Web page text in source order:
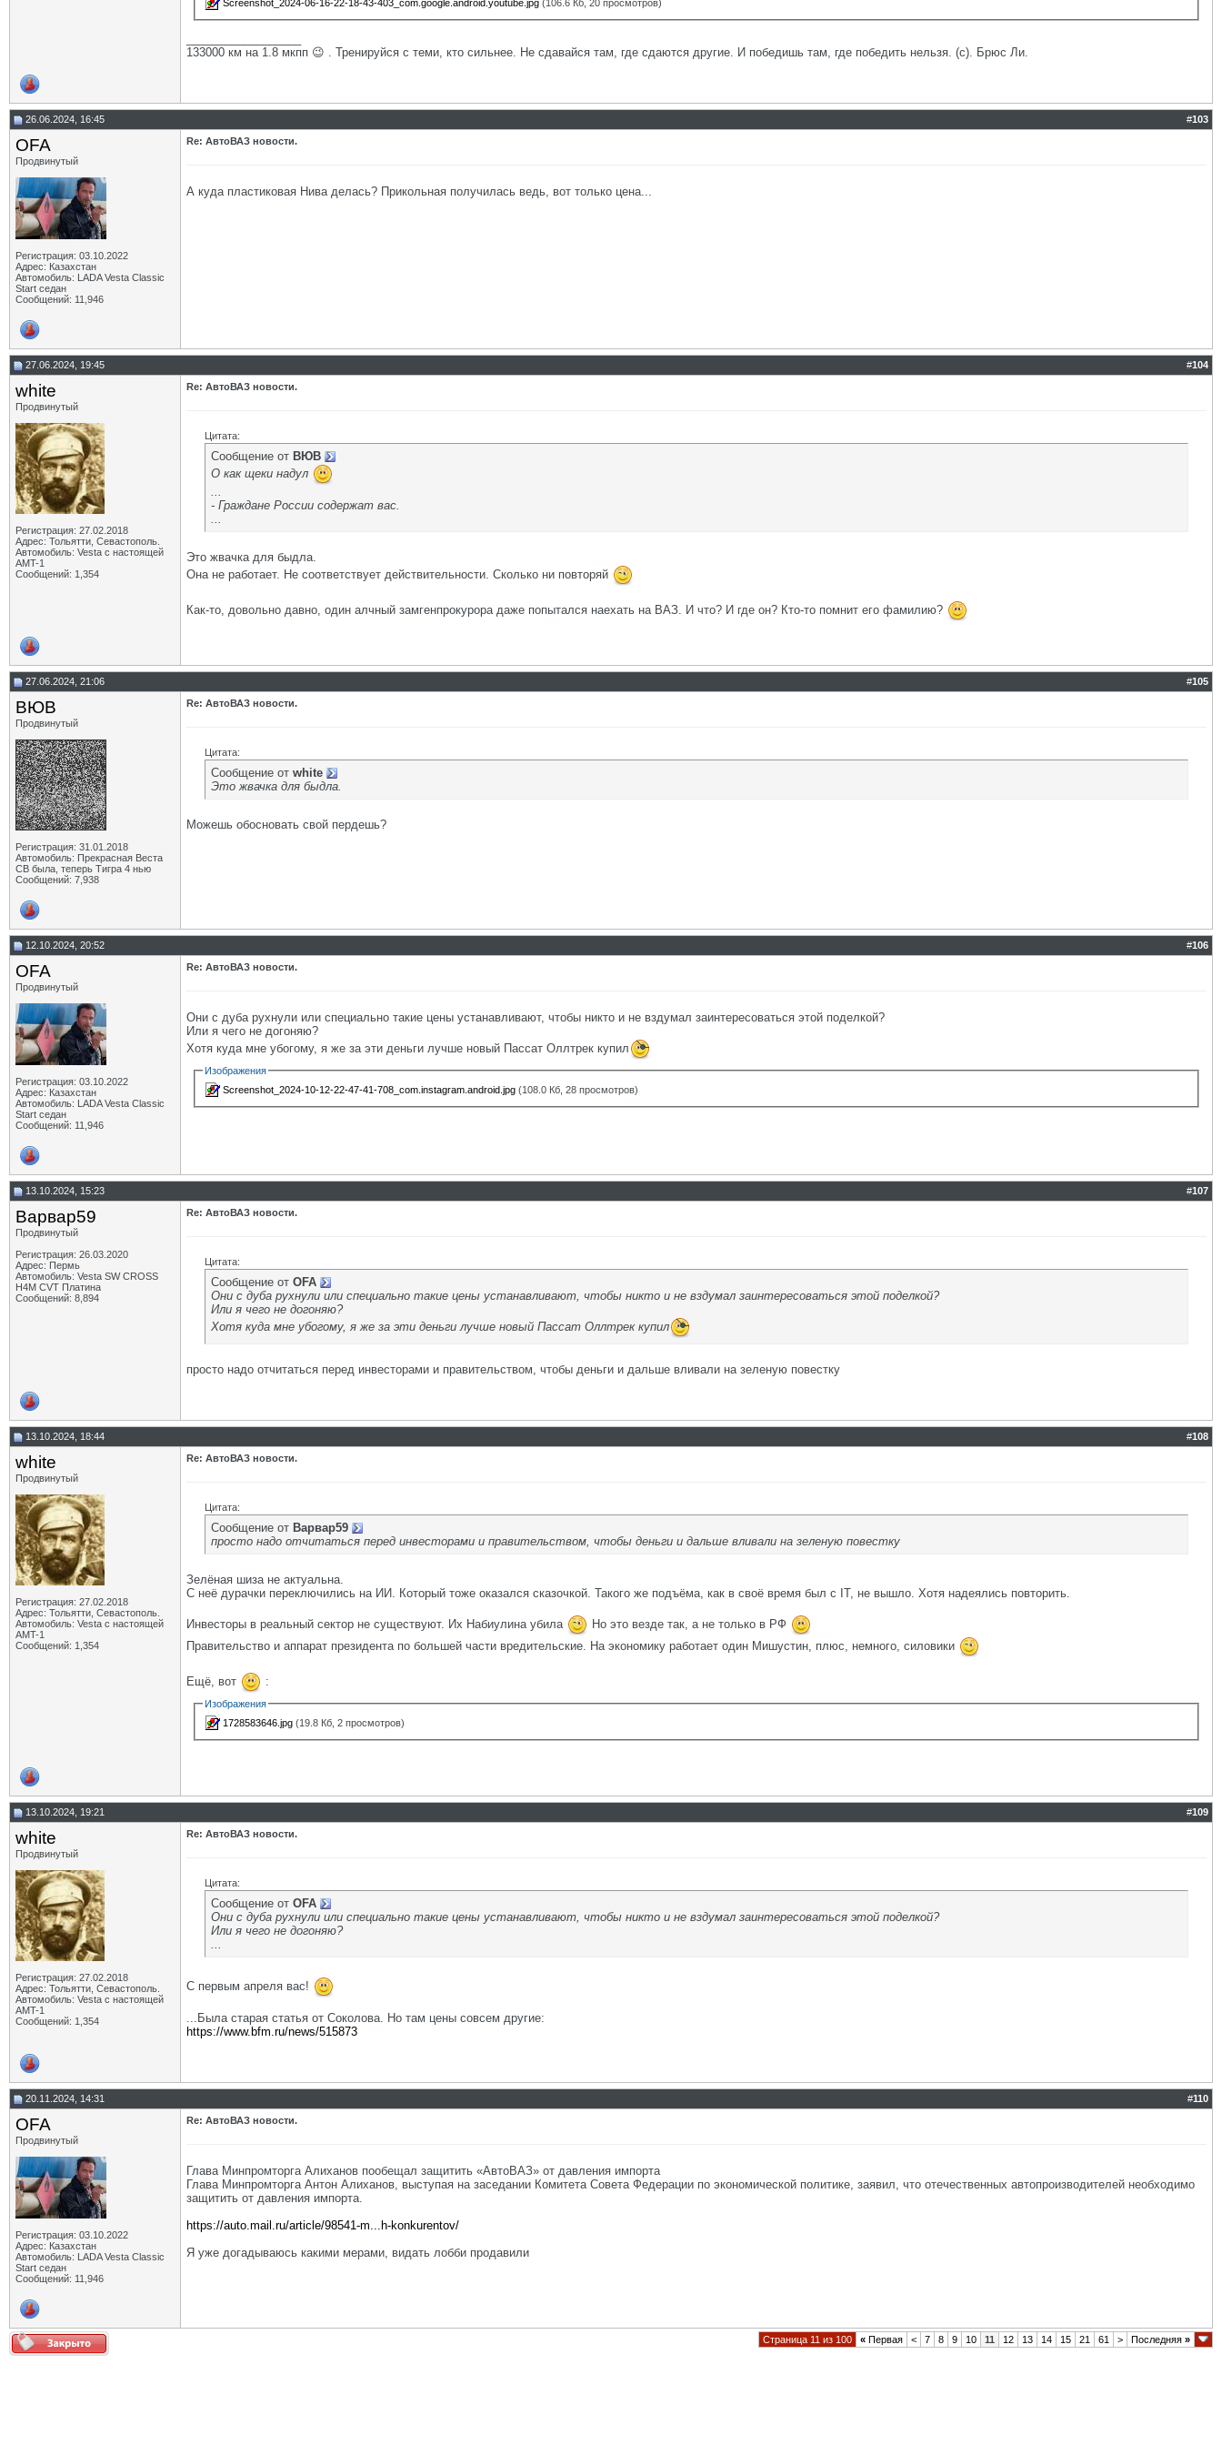
Screenshot_2024-06-16-22-18-43-403_com.google.android.youtube.jpg (106.6 Кб, 20 просмотров)
133000 км на 1.8 мкпп 😉 . Тренируйся с теми, кто сильнее. Не сдавайся там, где сдаются другие. И победишь там, где победить нельзя. (с). Брюс Ли.
26.06.2024, 16:45 #103
OFA
Продвинутый
Регистрация: 03.10.2022
Адрес: Казахстан
Автомобиль: LADA Vesta Classic
Start седан
Сообщений: 11,946
Re: АвтоВАЗ новости.
А куда пластиковая Нива делась? Прикольная получилась ведь, вот только цена...
27.06.2024, 19:45 #104
white
Продвинутый
Регистрация: 27.02.2018
Адрес: Тольятти, Севастополь.
Автомобиль: Vesta с настоящей
AMT-1
Сообщений: 1,354
Re: АвтоВАЗ новости.
Цитата:
Сообщение от ВЮВ
О как щеки надул
...
- Граждане России содержат вас.
...
Это жвачка для быдла.
Она не работает. Не соответствует действительности. Сколько ни повторяй
Как-то, довольно давно, один алчный замгенпрокурора даже попытался наехать на ВАЗ. И что? И где он? Кто-то помнит его фамилию?
27.06.2024, 21:06 #105
ВЮВ
Продвинутый
Регистрация: 31.01.2018
Автомобиль: Прекрасная Веста
СВ была, теперь Тигра 4 нью
Сообщений: 7,938
Re: АвтоВАЗ новости.
Цитата:
Сообщение от white
Это жвачка для быдла.
Можешь обосновать свой пердешь?
12.10.2024, 20:52 #106
OFA
Продвинутый
Регистрация: 03.10.2022
Адрес: Казахстан
Автомобиль: LADA Vesta Classic
Start седан
Сообщений: 11,946
Re: АвтоВАЗ новости.
Они с дуба рухнули или специально такие цены устанавливают, чтобы никто и не вздумал заинтересоваться этой поделкой?
Или я чего не догоняю?
Хотя куда мне убогому, я же за эти деньги лучше новый Пассат Оллтрек купил
Изображения
Screenshot_2024-10-12-22-47-41-708_com.instagram.android.jpg (108.0 Кб, 28 просмотров)
13.10.2024, 15:23 #107
Варвар59
Продвинутый
Регистрация: 26.03.2020
Адрес: Пермь
Автомобиль: Vesta SW CROSS
H4M CVT Платина
Сообщений: 8,894
Re: АвтоВАЗ новости.
Цитата:
Сообщение от OFA
Они с дуба рухнули или специально такие цены устанавливают, чтобы никто и не вздумал заинтересоваться этой поделкой?
Или я чего не догоняю?
Хотя куда мне убогому, я же за эти деньги лучше новый Пассат Оллтрек купил
просто надо отчитаться перед инвесторами и правительством, чтобы деньги и дальше вливали на зеленую повестку
13.10.2024, 18:44 #108
white
Продвинутый
Регистрация: 27.02.2018
Адрес: Тольятти, Севастополь.
Автомобиль: Vesta с настоящей
AMT-1
Сообщений: 1,354
Re: АвтоВАЗ новости.
Цитата:
Сообщение от Варвар59
просто надо отчитаться перед инвесторами и правительством, чтобы деньги и дальше вливали на зеленую повестку
Зелёная шиза не актуальна.
С неё дурачки переключились на ИИ. Который тоже оказался сказочкой. Такого же подъёма, как в своё время был с IT, не вышло. Хотя надеялись повторить.
Инвесторы в реальный сектор не существуют. Их Набиулина убила
Но это везде так, а не только в РФ
Правительство и аппарат президента по большей части вредительские. На экономику работает один Мишустин, плюс, немного, силовики
Ещё, вот :
Изображения
1728583646.jpg (19.8 Кб, 2 просмотров)
13.10.2024, 19:21 #109
white
Продвинутый
Регистрация: 27.02.2018
Адрес: Тольятти, Севастополь.
Автомобиль: Vesta с настоящей
AMT-1
Сообщений: 1,354
Re: АвтоВАЗ новости.
Цитата:
Сообщение от OFA
Они с дуба рухнули или специально такие цены устанавливают, чтобы никто и не вздумал заинтересоваться этой поделкой?
Или я чего не догоняю?
...
С первым апреля вас!
...Была старая статья от Соколова. Но там цены совсем другие:
https://www.bfm.ru/news/515873
20.11.2024, 14:31 #110
OFA
Продвинутый
Регистрация: 03.10.2022
Адрес: Казахстан
Автомобиль: LADA Vesta Classic
Start седан
Сообщений: 11,946
Re: АвтоВАЗ новости.
Глава Минпромторга Алиханов пообещал защитить «АвтоВАЗ» от давления импорта
Глава Минпромторга Антон Алиханов, выступая на заседании Комитета Совета Федерации по экономической политике, заявил, что отечественных автопроизводителей необходимо
защитить от давления импорта.
https://auto.mail.ru/article/98541-m...h-konkurentov/
Я уже догадываюсь какими мерами, видать лобби продавили
Страница 11 из 100 « Первая < 7 8 9 10 11 12 13 14 15 21 61 > Последняя »